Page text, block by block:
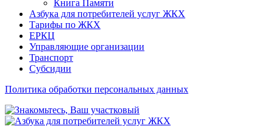
Книга Памяти
Азбука для потребителей услуг ЖКХ
Тарифы по ЖКХ
ЕРКЦ
Управляющие организации
Транспорт
Субсидии
Политика обработки персональных данных